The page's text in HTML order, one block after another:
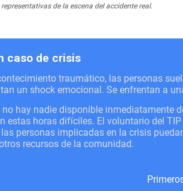
de la escena del accidente real.
caso de crisis
traumático, las personas
un shock emocional. Se enfrentan a
no hay nadie disponible inmediatamente
estas horas difíciles. El voluntario del
personas implicadas en la crisis
recursos de la comunidad.